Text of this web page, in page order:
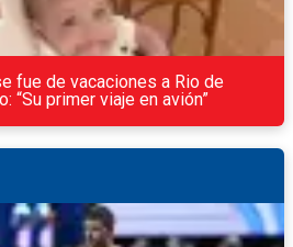
fue de vacaciones a Rio de
“Su primer viaje en avión”